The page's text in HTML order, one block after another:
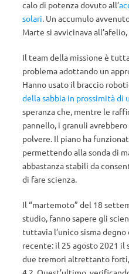
calo di potenza dovuto all’
solari. Un accumulo
Marte si avvicinava
Il team della missione è
problema adottando un
Hanno usato il braccio
della sabbia in prossimità di
speranza che, mentre le
pannello, i granuli
polvere. Il piano ha
permettendo alla sonda di
abbastanza stabili da
di fare scienza.
Il “martemoto” del 18
studio, fanno sapere gli
tuttavia l’unico sisma
recente: il 25 agosto 2021
due tremori altrettanto forti,